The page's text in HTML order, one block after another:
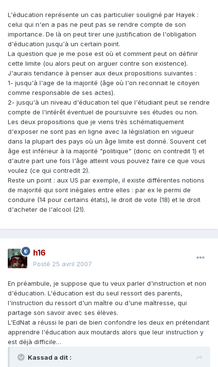
L'éducation représente un cas particulier souligné par Hayek :
celui qui n'en a pas ne peut pas se rendre compte de son
importance. De là on peut tirer une justification de l'obligation
d'éducation jusqu'à un certain point.
La question que je me pose est où et comment peut on définir
cette limite (ou alors peut on arguer contre son existence).
J'aurais tendance à penser aux deux propositions suivantes :
1- jusqu'à l'age de la majorité (âge où l'on reconnait le citoyen
comme responsable de ses actes).
2- jusqu'à un niveau d'éducation tel que l'étudiant peut se rendre
compte de l'intérêt éventuel de poursuivre ses études ou non.
Les deux propositions que je viens très schématiquement
d'exposer ne sont pas en ligne avec la législation en vigueur
dans la plupart des pays où un âge limite est donné. Souvent cet
âge est inférieur à la majorité "politique" (donc on contredit 1) et
d'autre part une fois l'âge atteint vous pouvez faire ce que vous
voulez (ce qui contredit 2).
Reste un point : aux US par exemple, il existe différentes notions
de majorité qui sont inégales entre elles : par ex le permi de
conduire (14 pour certains états), le droit de vote (18) et le droit
d'acheter de l'alcool (21).
h16
Posté 25 avril 2007
En préambule, je suppose que tu veux parler d'instruction et non
d'éducation. L'éducation est du seul ressort des parents,
l'instruction du ressort d'un maître ou d'une maîtresse, qui
partage son savoir avec ses élèves.
L'EdNat a réussi le pari de bien confondre les deux en prétendant
apprendre l'éducation aux moutards alors que leur instruction y
est déjà difficile…
Kassad a dit :